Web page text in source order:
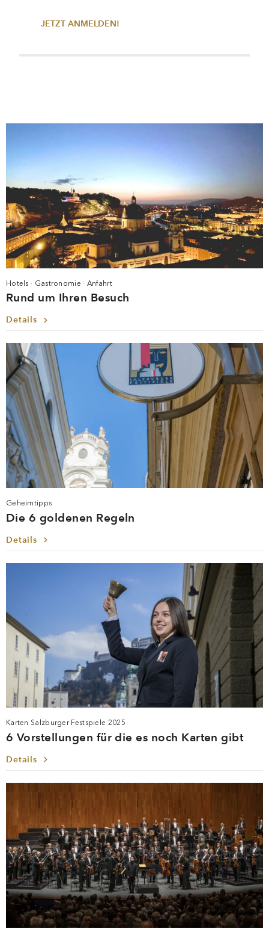
JETZT ANMELDEN!
Hotels · Gastronomie · Anfahrt
Rund um Ihren Besuch
Details
Geheimtipps
Die 6 goldenen Regeln
Details
Karten Salzburger Festspiele 2025
6 Vorstellungen für die es noch Karten gibt
Details